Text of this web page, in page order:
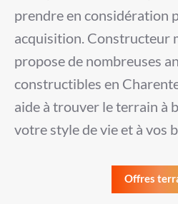
prendre en considération
acquisition. Constructeur
propose de nombreuses
constructibles en
aide à trouver le terrain à
votre style de vie et à vos
Offres